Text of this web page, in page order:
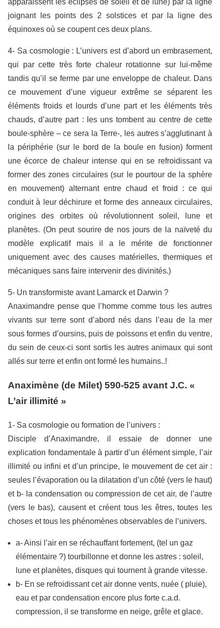
apparaissent les éclipses de soleil et de lune) par la ligne
joignant les points des 2 solstices et par la ligne des
équinoxes où se coupent ces deux plans.
4- Sa cosmologie : L’univers est d’abord un embrasement,
qui par cette très forte chaleur rotationne sur lui-même
tandis qu’il se ferme par une enveloppe de chaleur. Dans
ce mouvement d’une vigueur extrême se séparent les
éléments froids et lourds d’une part et les éléments très
chauds, d’autre part : les uns tombent au centre de cette
boule-sphère – ce sera la Terre-, les autres s’agglutinant à
la périphérie (sur le bord de la boule en fusion) forment
une écorce de chaleur intense qui en se refroidissant va
former des zones circulaires (sur le pourtour de la sphère
en mouvement) alternant entre chaud et froid : ce qui
conduit à leur déchirure et forme des anneaux circulaires,
origines des orbites où révolutionnent soleil, lune et
planètes. (On peut sourire de nos jours de la naïveté du
modèle explicatif mais il a le mérite de fonctionner
uniquement avec des causes matérielles, thermiques et
mécaniques sans faire intervenir des divinités.)
5- Un transformiste avant Lamarck et Darwin ?
Anaximandre pense que l’homme comme tous les autres
vivants sur terre sont d’abord nés dans l’eau de la mer
sous formes d’oursins, puis de poissons et enfin du ventre,
du sein de ceux-ci sont sortis les autres animaux qui sont
allés sur terre et enfin ont formé les humains..!
Anaximène (de Milet) 590-525 avant J.C. «
L’air illimité »
1- Sa cosmologie ou formation de l’univers :
Disciple d’Anaximandre, il essaie de donner une
explication fondamentale à partir d’un élément simple, l’air
illimité ou infini et d’un principe, le mouvement de cet air :
seules l’évaporation ou la dilatation d’un côté (vers le haut)
et b- la condensation ou compression de cet air, de l’autre
(vers le bas), causent et créent tous les êtres, toutes les
choses et tous les phénomènes observables de l’univers.
a- Ainsi l’air en se réchauffant fortement, (tel un gaz
élémentaire ?) tourbillonne et donne les astres : soleil,
lune et planètes, disques qui tournent à grande vitesse.
b- En se refroidissant cet air donne vents, nuée ( pluie),
eau et par condensation encore plus forte c.a.d.
compression, il se transforme en neige, grêle et glace.